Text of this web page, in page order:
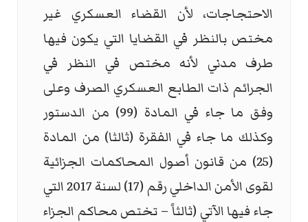
الاحتجاجات، لأن القضاء العسكري غير
مختص بالنظر في القضايا التي يكون فيها
طرف مدني لأنه مختص في النظر في
الجرائم ذات الطابع العسكري الصرف وعلى
وفق ما جاء في المادة (99) من الدستور
وكذلك ما جاء في الفقرة (ثالثا) من المادة
(25) من قانون أصول المحاكمات الجزائية
لقوى الأمن الداخلي رقم (17) لسنة 2017 التي
جاء فيها الآتي (ثالثاً – تختص محاكم الجزاء